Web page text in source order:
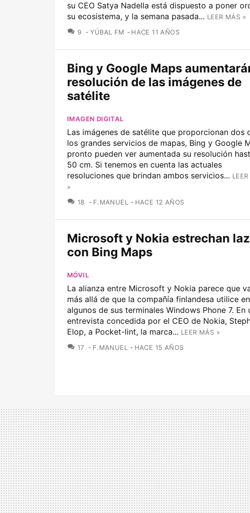
su CEO Satya Nadella está dispuesto a poner
su ecosistema, y la semana pasada... LEER MÁS »
9 COMENTARIOS
YÚBAL FM HACE 11 AÑOS
Bing y Google Maps
resolución de las imágenes de
satélite
IMAGEN DIGITAL
Las imágenes de satélite que proporcionan dos
los grandes servicios de mapas, Bing y Google
pronto pueden ver aumentada su resolución
50 cm. Si tenemos en cuenta las actuales
resoluciones que brindan ambos servicios...
»
18 COMENTARIOS
F.MANUEL HACE 12 AÑOS
Microsoft y Nokia estrechan
con Bing Maps
MÓVIL
La alianza entre Microsoft y Nokia parece que
más allá de que la compañía finlandesa utilice en
algunos de sus terminales Windows Phone 7. En
entrevista concedida por el CEO de Nokia,
Elop, a Pocket-lint, la marca... LEER MÁS »
17 COMENTARIOS
F.MANUEL HACE 15 AÑOS